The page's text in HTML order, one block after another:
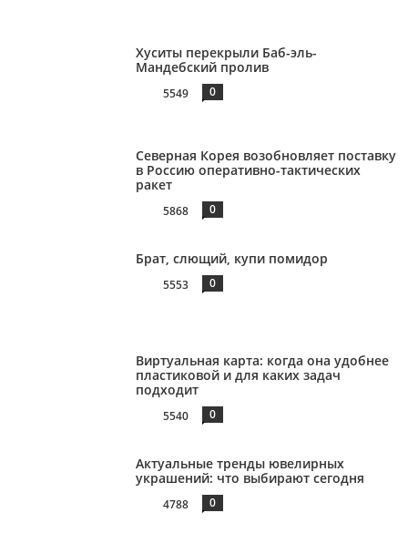
Хуситы перекрыли Баб-эль-
Мандебский пролив
5549 0
Северная Корея возобновляет поставку
в Россию оперативно-тактических
ракет
5868 0
Брат, слющий, купи помидор
5553 0
Виртуальная карта: когда она удобнее
пластиковой и для каких задач
подходит
5540 0
Актуальные тренды ювелирных
украшений: что выбирают сегодня
4788 0